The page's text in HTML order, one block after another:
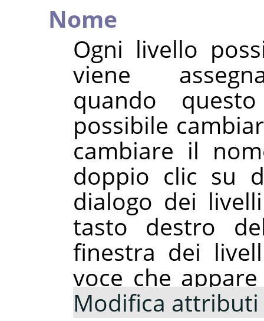
Nome
Ogni livello
viene
quando
possibile
cambiare il
doppio clic su
dialogo dei
tasto destro
finestra dei
voce che
Modifica